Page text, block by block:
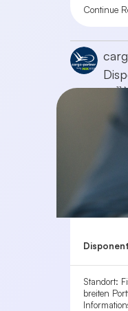
Continue
vor 11
Standort:
breiten